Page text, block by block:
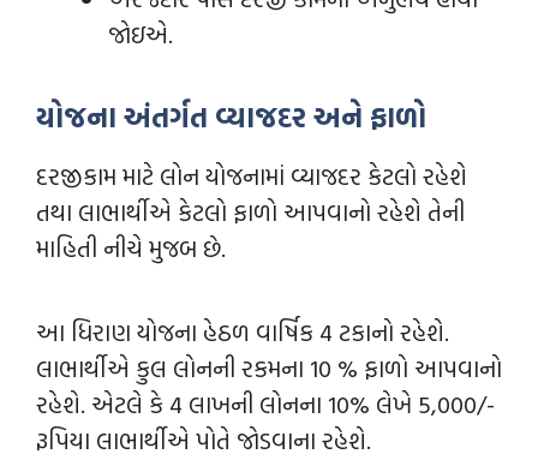
જોઇએ.
યોજનાઅંતર્ગત વ્યાજદરઅને ફાળો
દરજીકામ માટે લોન યોજનામાં વ્યાજદર કેટલો રહેશે
તથા લાભાર્થીએ કેટલો ફાળો આપવાનો રહેશે તેની
માહિતી નીચે મુજબ છે.
આ ધિરાણ યોજના હેઠળ વાર્ષિક 4 ટકાનો રહેશે.
લાભાર્થીએ કુલ લોનની રકમના 10 % ફાળો આપવાનો
રહેશે. એટલે કે 4 લાખની લોનના 10% લેખે 5,000/-
રૂપિયા લાભાર્થીએ પોતે જોડવાના રહેશે.